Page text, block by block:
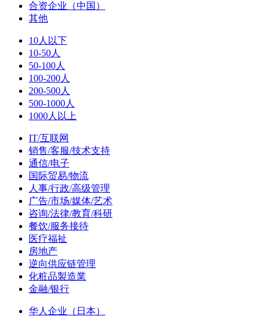
合资企业（中国）
其他
10人以下
10-50人
50-100人
100-200人
200-500人
500-1000人
1000人以上
IT/互联网
销售/客服/技术支持
通信/电子
国际贸易/物流
人事/行政/高级管理
广告/市场/媒体/艺术
咨询/法律/教育/科研
餐饮/服务接待
医疗福祉
房地产
逆向供应链管理
化粧品製造業
金融/银行
华人企业（日本）